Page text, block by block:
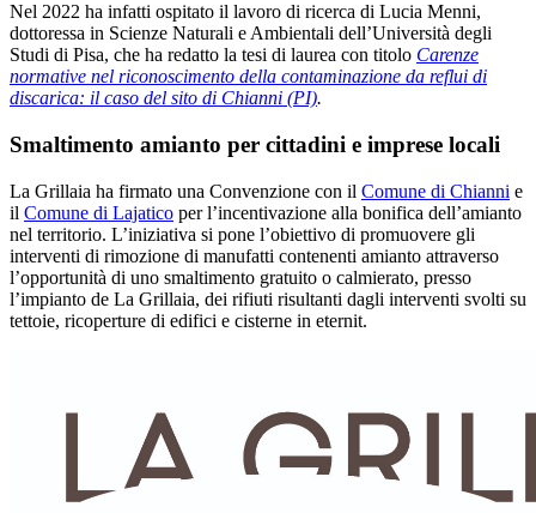
Nel 2022 ha infatti ospitato il lavoro di ricerca di Lucia Menni,
dottoressa in Scienze Naturali e Ambientali dell’Università degli
Studi di Pisa, che ha redatto la tesi di laurea con titolo Carenze
normative nel riconoscimento della contaminazione da reflui di
discarica: il caso del sito di Chianni (PI).
Smaltimento amianto per cittadini e imprese locali
La Grillaia ha firmato una Convenzione con il Comune di Chianni e
il Comune di Lajatico per l’incentivazione alla bonifica dell’amianto
nel territorio. L’iniziativa si pone l’obiettivo di promuovere gli
interventi di rimozione di manufatti contenenti amianto attraverso
l’opportunità di uno smaltimento gratuito o calmierato, presso
l’impianto de La Grillaia, dei rifiuti risultanti dagli interventi svolti su
tettoie, ricoperture di edifici e cisterne in eternit.